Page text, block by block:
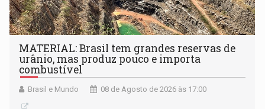
MATERIAL: Brasil tem grandes reservas de
urânio, mas produz pouco e importa
combustível
Brasil e Mundo 08 de Agosto de 2026 às 17:00